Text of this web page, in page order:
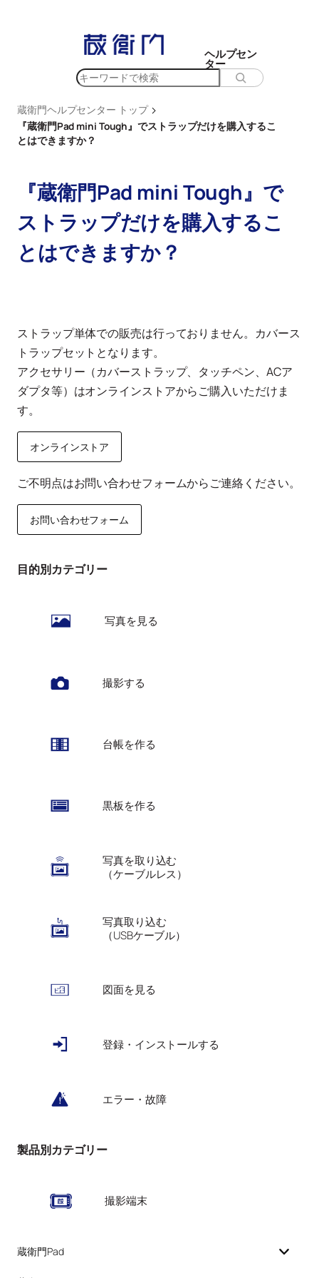
ッ
プ
ヘルプセン
ター
検
蔵衛門ヘルプセンター トップ >
『蔵衛門Pad mini Tough』でストラップだけを購入するこ
とはできますか？
目的別カテゴリー
写真を見る
撮影する
台帳を作る
黒板を作る
写真を取り込む
（ケーブルレス）
写真取り込む
（USBケーブル）
図面を見る
登録・インストールする
エラー・故障
製品別カテゴリー
撮影端末
蔵衛門Pad
『蔵衛門Pad mini Tough』で
ストラップだけを購入するこ
とはできますか？
ストラップ単体での販売は行っておりません。カバース
トラップセットとなります。
アクセサリー（カバーストラップ、タッチペン、ACア
ダプタ等）はオンラインストアからご購入いただけま
す。
オンラインストア
ご不明点はお問い合わせフォームからご連絡ください。
お問い合わせフォーム